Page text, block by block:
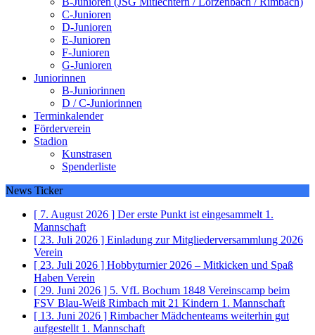
C-Junioren
D-Junioren
E-Junioren
F-Junioren
G-Junioren
Juniorinnen
B-Juniorinnen
D / C-Juniorinnen
Terminkalender
Förderverein
Stadion
Kunstrasen
Spenderliste
News Ticker
[ 7. August 2026 ] Der erste Punkt ist eingesammelt 1.
Mannschaft
[ 23. Juli 2026 ] Einladung zur Mitgliederversammlung 2026
Verein
[ 23. Juli 2026 ] Hobbyturnier 2026 – Mitkicken und Spaß
Haben Verein
[ 29. Juni 2026 ] 5. VfL Bochum 1848 Vereinscamp beim
FSV Blau-Weiß Rimbach mit 21 Kindern 1. Mannschaft
[ 13. Juni 2026 ] Rimbacher Mädchenteams weiterhin gut
aufgestellt 1. Mannschaft